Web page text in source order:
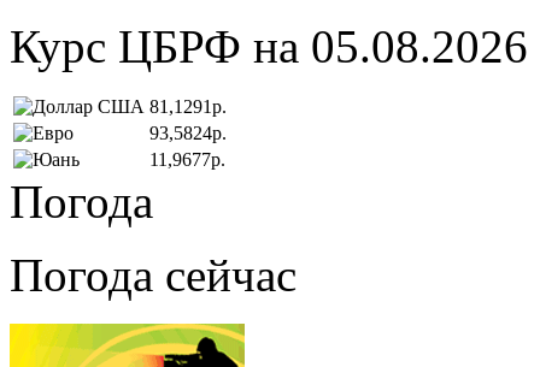
Курс ЦБРФ на 05.08.2026
81,1291р.
93,5824р.
11,9677р.
Погода
Погода сейчас